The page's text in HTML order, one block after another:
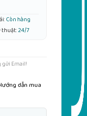
Còn hàng
thuật:24/7
Email!
dẫn mua